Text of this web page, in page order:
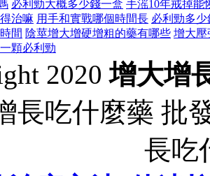
必利勁大概多少錢一盒 手滛10年戒掉能
治嘛 用手和實戰哪個時間長 必利勁多少
間 陰莖增大增硬增粗的藥有哪些 增大壓
顆必利勁
2020增大增
長吃什麼藥 批
長吃